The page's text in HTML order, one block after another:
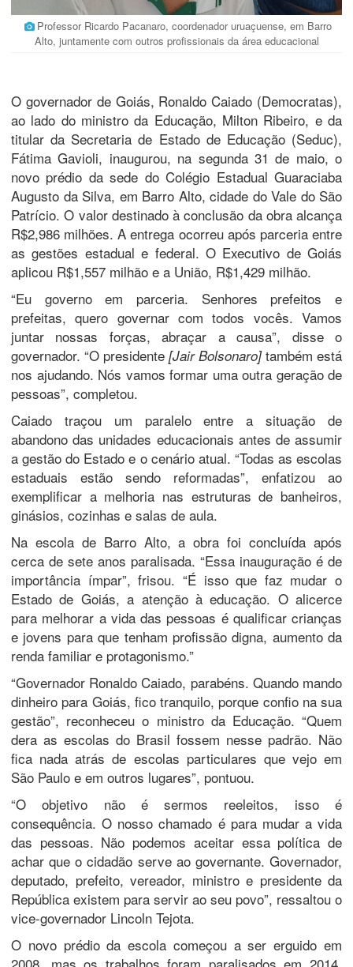
Professor Ricardo Pacanaro, coordenador uruaçuense, em Barro
Alto, juntamente com outros profissionais da área educacional
O governador de Goiás, Ronaldo Caiado (Democratas),
ao lado do ministro da Educação, Milton Ribeiro, e da
titular da Secretaria de Estado de Educação (Seduc),
Fátima Gavioli, inaugurou, na segunda 31 de maio, o
novo prédio da sede do Colégio Estadual Guaraciaba
Augusto da Silva, em Barro Alto, cidade do Vale do São
Patrício. O valor destinado à conclusão da obra alcança
R$2,986 milhões. A entrega ocorreu após parceria entre
as gestões estadual e federal. O Executivo de Goiás
aplicou R$1,557 milhão e a União, R$1,429 milhão.
“Eu governo em parceria. Senhores prefeitos e
prefeitas, quero governar com todos vocês. Vamos
juntar nossas forças, abraçar a causa”, disse o
governador. “O presidente [Jair Bolsonaro]também está
nos ajudando. Nós vamos formar uma outra geração de
pessoas”, completou.
Caiado traçou um paralelo entre a situação de
abandono das unidades educacionais antes de assumir
a gestão do Estado e o cenário atual. “Todas as escolas
estaduais estão sendo reformadas”, enfatizou ao
exemplificar a melhoria nas estruturas de banheiros,
ginásios, cozinhas e salas de aula.
Na escola de Barro Alto, a obra foi concluída após
cerca de sete anos paralisada. “Essa inauguração é de
importância ímpar”, frisou. “É isso que faz mudar o
Estado de Goiás, a atenção à educação. O alicerce
para melhorar a vida das pessoas é qualificar crianças
e jovens para que tenham profissão digna, aumento da
renda familiar e protagonismo.”
“Governador Ronaldo Caiado, parabéns. Quando mando
dinheiro para Goiás, fico tranquilo, porque confio na sua
gestão”, reconheceu o ministro da Educação. “Quem
dera as escolas do Brasil fossem nesse padrão. Não
fica nada atrás de escolas particulares que vejo em
São Paulo e em outros lugares”, pontuou.
“O objetivo não é sermos reeleitos, isso é
consequência. O nosso chamado é para mudar a vida
das pessoas. Não podemos aceitar essa política de
achar que o cidadão serve ao governante. Governador,
deputado, prefeito, vereador, ministro e presidente da
República existem para servir ao seu povo”, ressaltou o
vice-governador Lincoln Tejota.
O novo prédio da escola começou a ser erguido em